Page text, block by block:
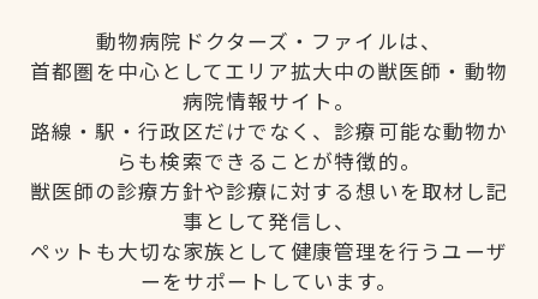
動物病院ドクターズ・ファイルは、
首都圏を中心としてエリア拡大中の獣医師・動物
病院情報サイト。
路線・駅・行政区だけでなく、診療可能な動物か
らも検索できることが特徴的。
獣医師の診療方針や診療に対する想いを取材し記
事として発信し、
ペットも大切な家族として健康管理を行うユーザ
ーをサポートしています。